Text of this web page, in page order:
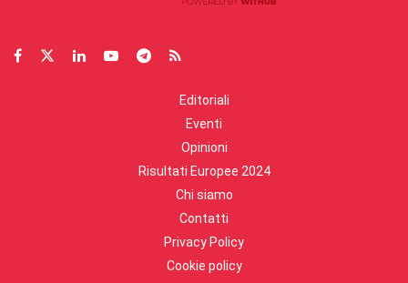
Editoriali
Eventi
Opinioni
Risultati Europee 2024
Chi siamo
Contatti
Privacy Policy
Cookie policy